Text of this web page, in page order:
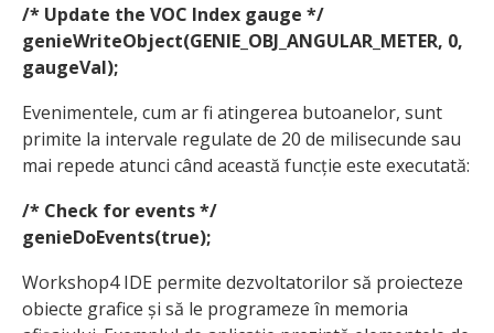
/* Update the VOC Index gauge */
genieWriteObject(GENIE_OBJ_ANGULAR_METER, 0,
gaugeVal);
Evenimentele, cum ar fi atingerea butoanelor, sunt
primite la intervale regulate de 20 de milisecunde sau
mai repede atunci când această funcție este executată:
/* Check for events */
genieDoEvents(true);
Workshop4 IDE permite dezvoltatorilor să proiecteze
obiecte grafice și să le programeze în memoria